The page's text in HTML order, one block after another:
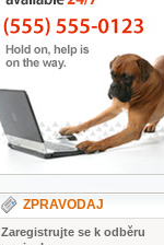
ZPRAVODAJ
Zaregistrujte se k odběru